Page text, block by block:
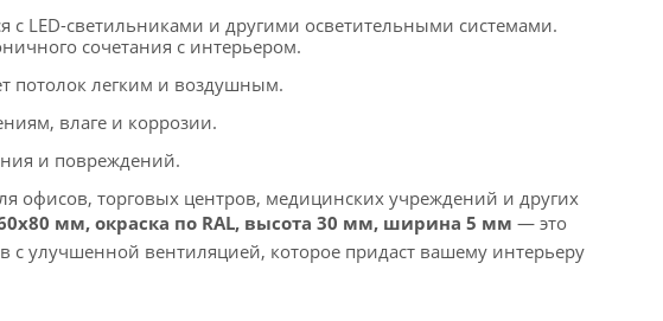
с LED-светильниками и другими осветительными системами.
сочетания с интерьером.
потолок легким и воздушным.
влаге и коррозии.
и повреждений.
офисов, торговых центров, медицинских учреждений и других
мм, окраска по RAL, высота 30 мм, ширина 5 мм — это
с улучшенной вентиляцией, которое придаст вашему интерьеру